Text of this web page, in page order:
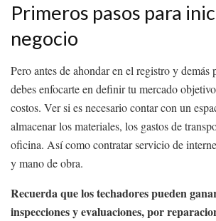
Primeros pasos para
negocio
Pero antes de ahondar en el registro y demás
debes enfocarte en definir tu mercado
costos. Ver si es necesario contar con un
almacenar los materiales, los gastos de
oficina. Así como contratar servicio de
y mano de obra.
Recuerda que los techadores pueden
inspecciones y evaluaciones, por